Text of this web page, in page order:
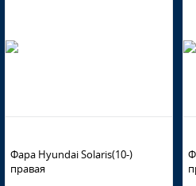
TDY - CHARMING RED, GARNET
Фара Hyundai Solaris(10-)
правая